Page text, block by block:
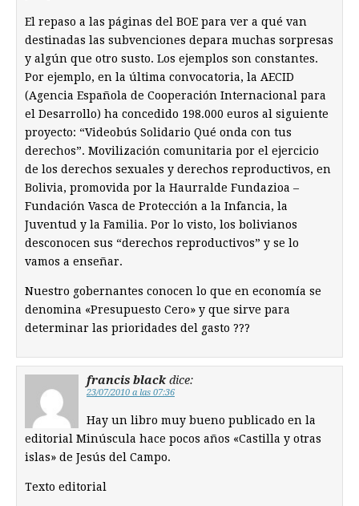
El repaso a las páginas del BOE para ver a qué van
destinadas las subvenciones depara muchas sorpresas
y algún que otro susto. Los ejemplos son constantes.
Por ejemplo, en la última convocatoria, la AECID
(Agencia Española de Cooperación Internacional para
el Desarrollo) ha concedido 198.000 euros al siguiente
proyecto: “Videobús Solidario Qué onda con tus
derechos”. Movilización comunitaria por el ejercicio
de los derechos sexuales y derechos reproductivos, en
Bolivia, promovida por la Haurralde Fundazioa –
Fundación Vasca de Protección a la Infancia, la
Juventud y la Familia. Por lo visto, los bolivianos
desconocen sus “derechos reproductivos” y se lo
vamos a enseñar.
Nuestro gobernantes conocen lo que en economía se
denomina «Presupuesto Cero» y que sirve para
determinar las prioridades del gasto ???
francis black dice:
23/07/2010 a las 07:36
Hay un libro muy bueno publicado en la
editorial Minúscula hace pocos años «Castilla y otras
islas» de Jesús del Campo.
Texto editorial